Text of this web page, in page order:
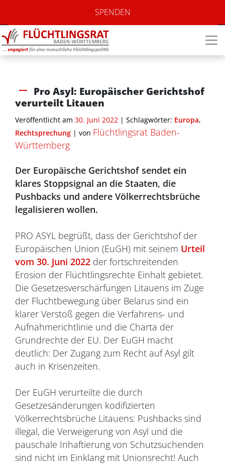
SPENDEN
Pro Asyl: Europäischer Gerichtshof
verurteilt Litauen
Veröffentlicht am 30. Juni 2022 | Schlagwörter: Europa,
Rechtsprechung | von Flüchtlingsrat Baden-
Württemberg
Der Europäische Gerichtshof sendet ein
klares Stoppsignal an die Staaten, die
Pushbacks und andere Völkerrechtsbrüche
legalisieren wollen.
PRO ASYL begrüßt, dass der Gerichtshof der
Europäischen Union (EuGH) mit seinem Urteil
vom 30. Juni 2022 der fortschreitenden
Erosion der Flüchtlingsrechte Einhalt gebietet.
Die Gesetzesverschärfungen Litauens im Zuge
der Fluchtbewegung über Belarus sind ein
klarer Verstoß gegen die Verfahrens- und
Aufnahmerichtlinie und die Charta der
Grundrechte der EU. Der EuGH macht
deutlich: Der Zugang zum Recht auf Asyl gilt
auch in Krisenzeiten.
Der EuGH verurteilte die durch
Gesetzesänderungen kodifizierten
Völkerrechtsbrüche Litauens: Pushbacks sind
illegal, die Verweigerung von Asyl und die
pauschale Inhaftierung von Schutzsuchenden
sind nicht im Einklang mit Unionsrecht! Auch